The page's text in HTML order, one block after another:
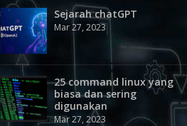
Sejarah chatGPT
Mar 27, 2023
25 command linux yang
biasa dan sering
digunakan
Mar 27, 2023